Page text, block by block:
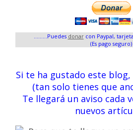
.........Puedes donarcon Paypal,
(Es pago seguro)
Si te ha gustado este blog,
(tan solo tienes que
Te llegará un aviso cada
nuevos